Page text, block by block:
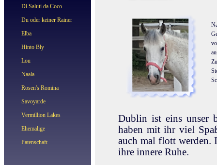
Di Saluti da Coco
Du oder keiner Rainer
Elba
Hinto Bly
Lou
Naala
Rosen's Romina
Savoyarde
Vermillion Lakes
Ehemalige
Patenschaft
Dublin ist eins unser
haben mit ihr viel
auch mal flott werden.
ihre innere Ruhe.